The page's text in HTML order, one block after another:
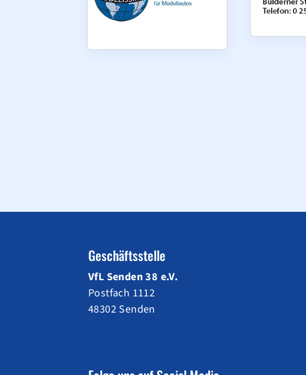
Geschäftsstelle
VfL Senden 38 e.V.
Postfach 1112
48302 Senden